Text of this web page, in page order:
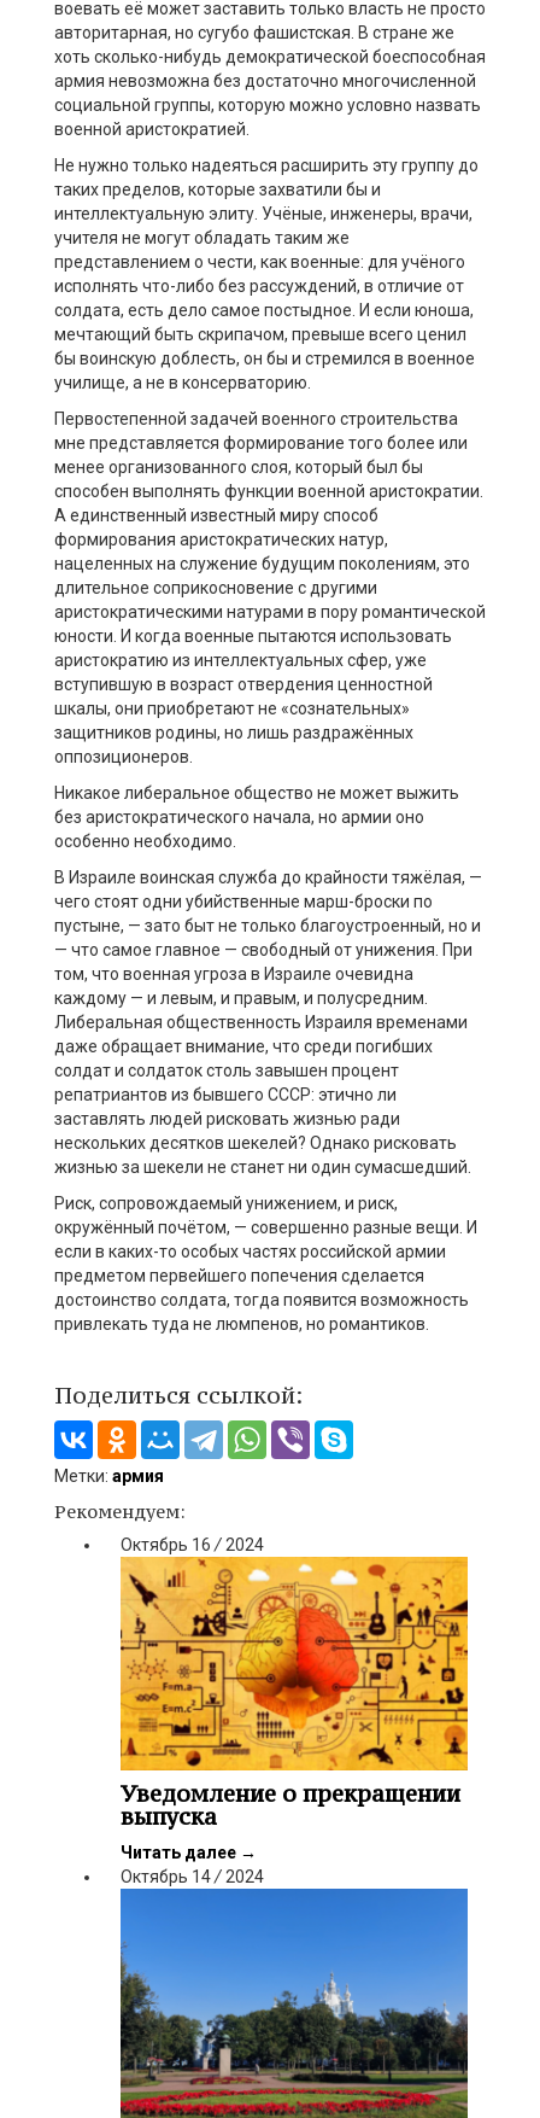
воевать её может заставить только власть не просто
авторитарная, но сугубо фашистская. В стране же
хоть сколько-нибудь демократической боеспособная
армия невозможна без достаточно многочисленной
социальной группы, которую можно условно назвать
военной аристократией.
Не нужно только надеяться расширить эту группу до
таких пределов, которые захватили бы и
интеллектуальную элиту. Учёные, инженеры, врачи,
учителя не могут обладать таким же
представлением о чести, как военные: для учёного
исполнять что-либо без рассуждений, в отличие от
солдата, есть дело самое постыдное. И если юноша,
мечтающий быть скрипачом, превыше всего ценил
бы воинскую доблесть, он бы и стремился в военное
училище, а не в консерваторию.
Первостепенной задачей военного строительства
мне представляется формирование того более или
менее организованного слоя, который был бы
способен выполнять функции военной аристократии.
А единственный известный миру способ
формирования аристократических натур,
нацеленных на служение будущим поколениям, это
длительное соприкосновение с другими
аристократическими натурами в пору романтической
юности. И когда военные пытаются использовать
аристократию из интеллектуальных сфер, уже
вступившую в возраст отвердения ценностной
шкалы, они приобретают не «сознательных»
защитников родины, но лишь раздражённых
оппозиционеров.
Никакое либеральное общество не может выжить
без аристократического начала, но армии оно
особенно необходимо.
В Израиле воинская служба до крайности тяжёлая, —
чего стоят одни убийственные марш-броски по
пустыне, — зато быт не только благоустроенный, но и
— что самое главное — свободный от унижения. При
том, что военная угроза в Израиле очевидна
каждому — и левым, и правым, и полусредним.
Либеральная общественность Израиля временами
даже обращает внимание, что среди погибших
солдат и солдаток столь завышен процент
репатриантов из бывшего СССР: этично ли
заставлять людей рисковать жизнью ради
нескольких десятков шекелей? Однако рисковать
жизнью за шекели не станет ни один сумасшедший.
Риск, сопровождаемый унижением, и риск,
окружённый почётом, — совершенно разные вещи. И
если в каких-то особых частях российской армии
предметом первейшего попечения сделается
достоинство солдата, тогда появится возможность
привлекать туда не люмпенов, но романтиков.
Поделиться ссылкой:
Метки: армия
Рекомендуем:
Октябрь 16 / 2024
Уведомление о прекращении
выпуска
Читать далее →
Октябрь 14/ 2024